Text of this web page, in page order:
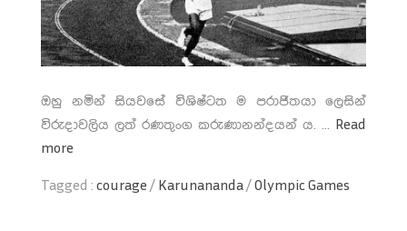
ඔහු නමින් සියවසේ විශිෂ්ටත ම පරාජිතයා ලෙසින්
විරුදාවලිය ලත් රණතුංග කරුණානන්දයන් ය. ... Read
more
Tagged : courage / Karunananda/Olympic Games